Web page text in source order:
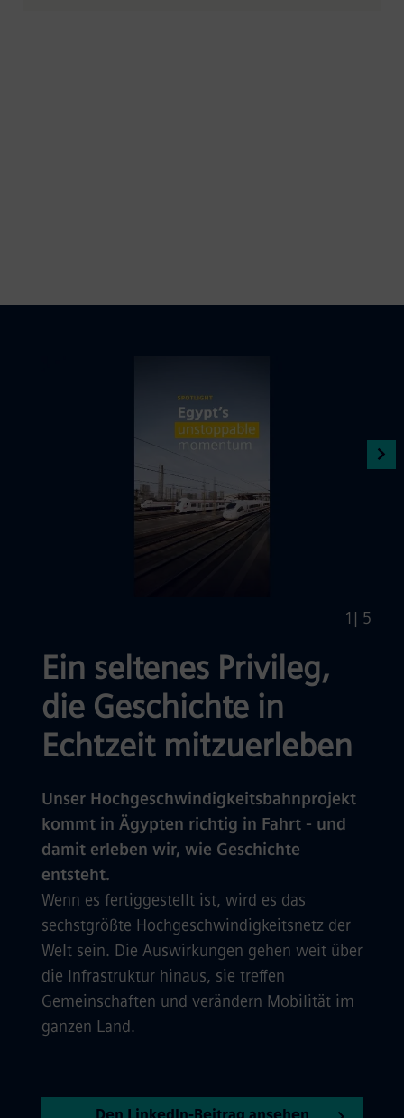
Ein seltenes Privileg,
die Geschichte in
Echtzeit mitzuerleben
Unser Hochgeschwindigkeitsbahnprojekt
kommt in Ägypten richtig in Fahrt - und
damit erleben wir, wie Geschichte
entsteht.
Wenn es fertiggestellt ist, wird es das
sechstgrößte Hochgeschwindigkeitsnetz der
Welt sein. Die Auswirkungen gehen weit über
die Infrastruktur hinaus, sie treffen
Gemeinschaften und verändern Mobilität im
ganzen Land.
1 | 5